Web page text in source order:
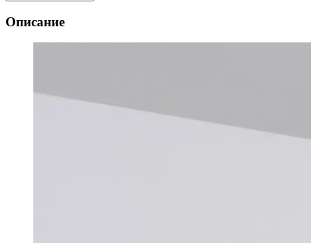
Описание